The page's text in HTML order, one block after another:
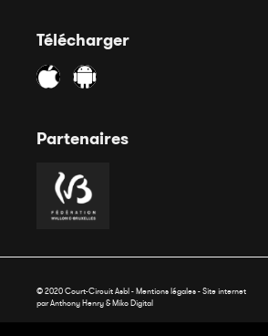
Télécharger
Partenaires
© 2020 Court-Circuit Asbl - Mentions légales - Site internet
par Anthony Henry &Miko Digital